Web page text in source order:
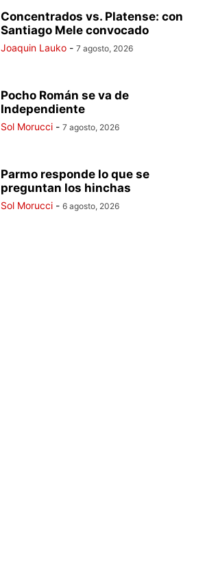
Concentrados vs. Platense: con
Santiago Mele convocado
Joaquin Lauko - 7 agosto, 2026
Pocho Román se va de
Independiente
Sol Morucci - 7 agosto, 2026
Parmo responde lo que se
preguntan los hinchas
Sol Morucci - 6 agosto, 2026